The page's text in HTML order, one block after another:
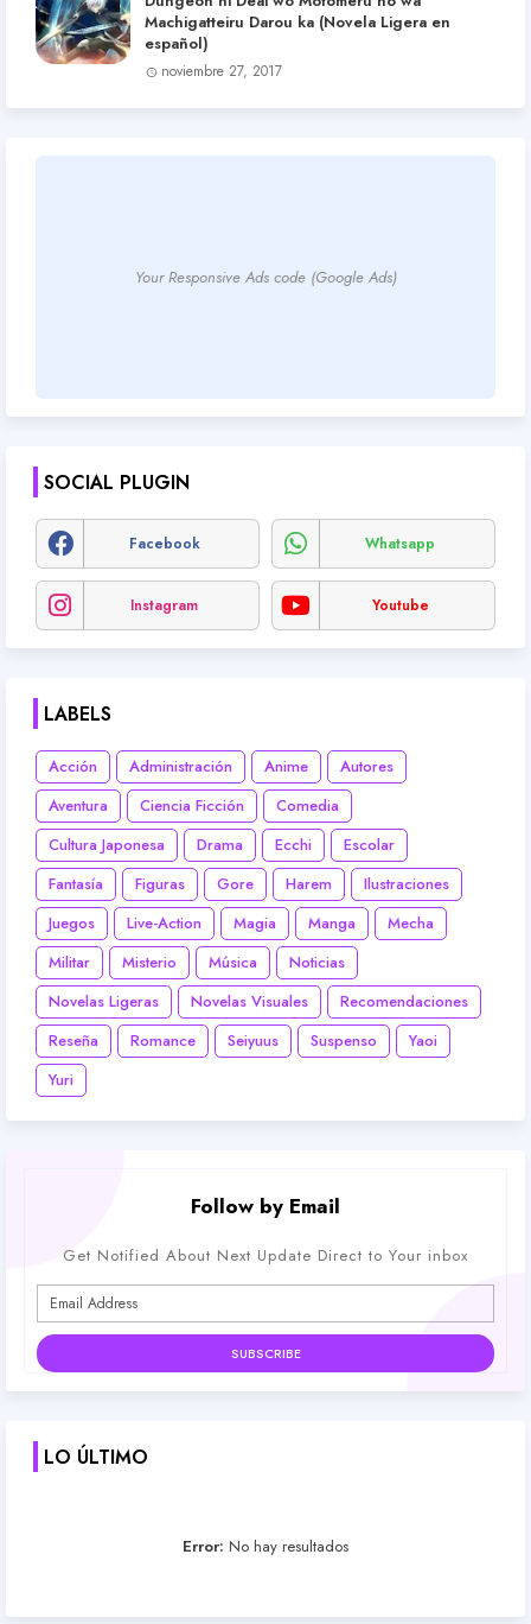
Machigatteiru Darou ka (Novela Ligera en
español)
noviembre 27, 2017
Your Responsive Ads code (Google Ads)
SOCIAL PLUGIN
Facebook Whatsapp
Instagram Youtube
LABELS
Acción Administración Anime
Autores
Aventura
Ciencia Ficción
Comedia
Cultura Japonesa
Drama Ecchi
Escolar
Fantasía
Figuras Gore Harem
Ilustraciones
Juegos
Live-Action Magia Manga
Mecha
Militar
Misterio Música
Noticias
Novelas Ligeras
Novelas Visuales
Recomendaciones
Reseña
Romance Seiyuus Suspenso
Yaoi
Yuri
Follow by Email
Get Notified About Next Update Direct to Your inbox
LO ÚLTIMO
Error: No hay resultados